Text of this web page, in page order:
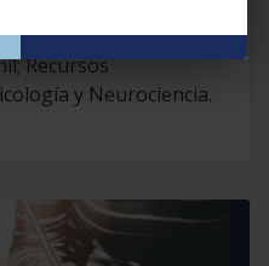
en el
Recursos
y Neurociencia.